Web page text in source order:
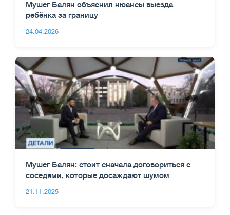
Мушег Балян объяснил нюансы выезда
ребёнка за границу
24.04.2026
Мушег Балян: стоит сначала договориться с
соседями, которые досаждают шумом
21.11.2025